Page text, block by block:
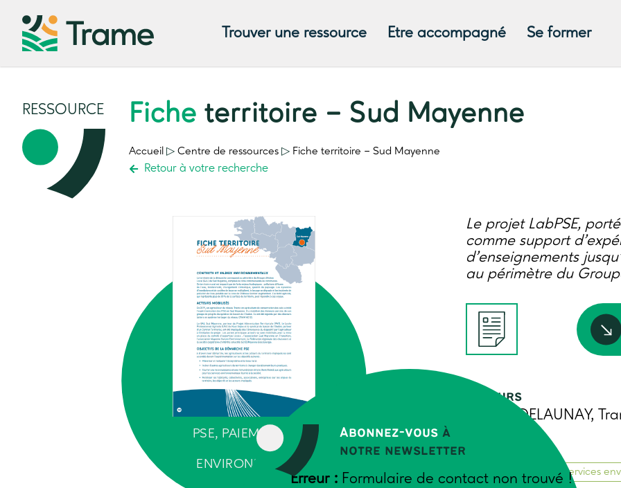
Trouver une ressource Etre accompagné Se former
Abonnez-vous à
notre newsletter
Erreur : Formulaire de contact non trouvé !
RESSOURCE Fiche territoire – Sud Mayenne
Accueil ▷ Centre de ressources ▷ Fiche territoire – Sud Mayenne
Retour à votre recherche
PSE, PAIEMENTS POUR
SERVICES
ENVIRONNEMENTAUX
Le projet LabPSE,
comme support
d’enseignements
au périmètre du
Auteurs
Sandra DELAUNAY,
Bioéconomie Services